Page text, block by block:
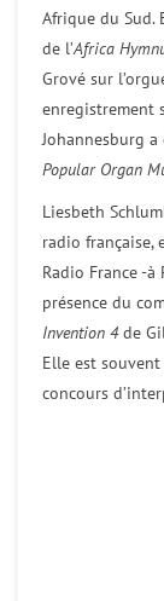
Afrique du Sud.
de l’Africa
Grové sur
enregistrement
Johannesburg
Popular Organ
Liesbeth
radio française,
Radio France -
présence du
Invention 4de
Elle est
concours